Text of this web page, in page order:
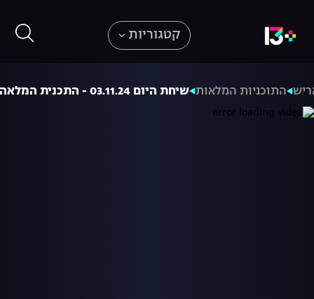
קטגוריות
התוכניות המלאות שיחת היום 03.11.24 - התכנית המלאה